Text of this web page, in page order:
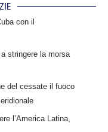
con il
stringere la morsa
del cessate il fuoco
l’America Latina,